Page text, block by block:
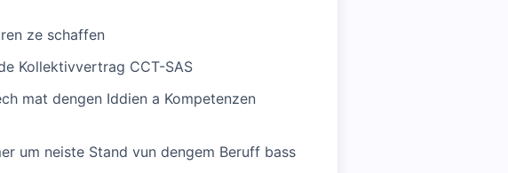
ze schaffen
Kollektivvertrag CCT-SAS
mat dengen Iddien a Kompetenzen
um neiste Stand vun dengem Beruff bass